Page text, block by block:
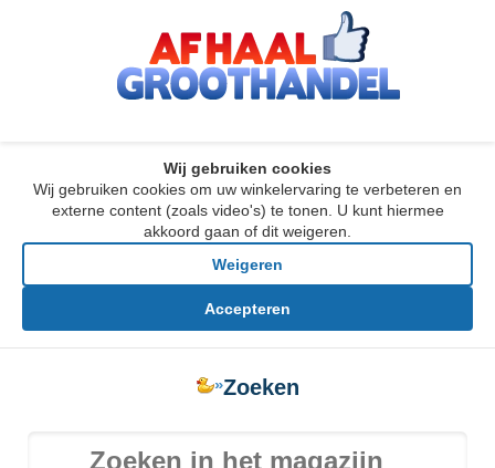
Wij gebruiken cookies
Wij gebruiken cookies om uw winkelervaring te verbeteren en
externe content (zoals video's) te tonen. U kunt hiermee
akkoord gaan of dit weigeren.
Weigeren
Accepteren
»Zoeken